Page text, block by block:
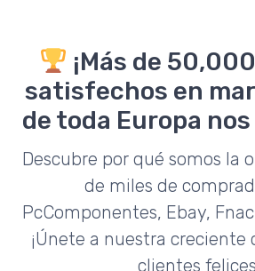
¡Más de
satisfechos en
de toda Europa
Descubre por qué somos la
de miles de
PcComponentes, Ebay,
¡Únete a nuestra creciente
clientes